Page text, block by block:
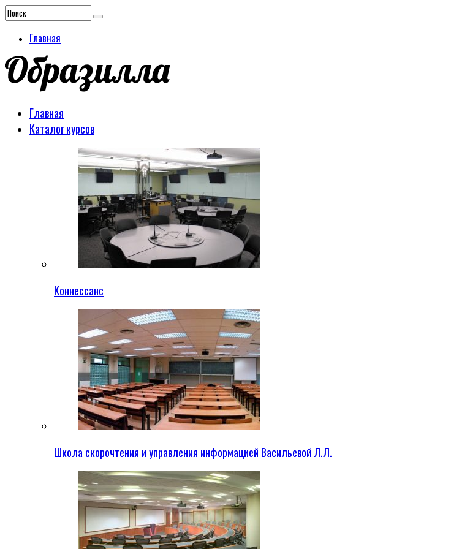
Главная
Главная
Каталог курсов
Коннессанс
Школа скорочтения и управления информацией Васильевой Л.Л.